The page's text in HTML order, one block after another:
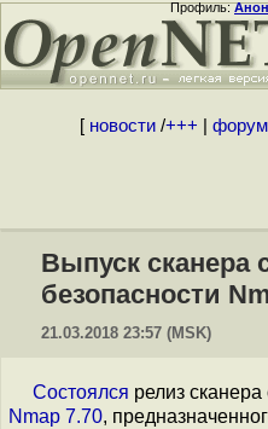
Профиль:
[ новости/+++ форум
Выпуск сканера
безопасности
21.03.2018 23:57 (MSK)
Состоялся релиз
Nmap 7.70,